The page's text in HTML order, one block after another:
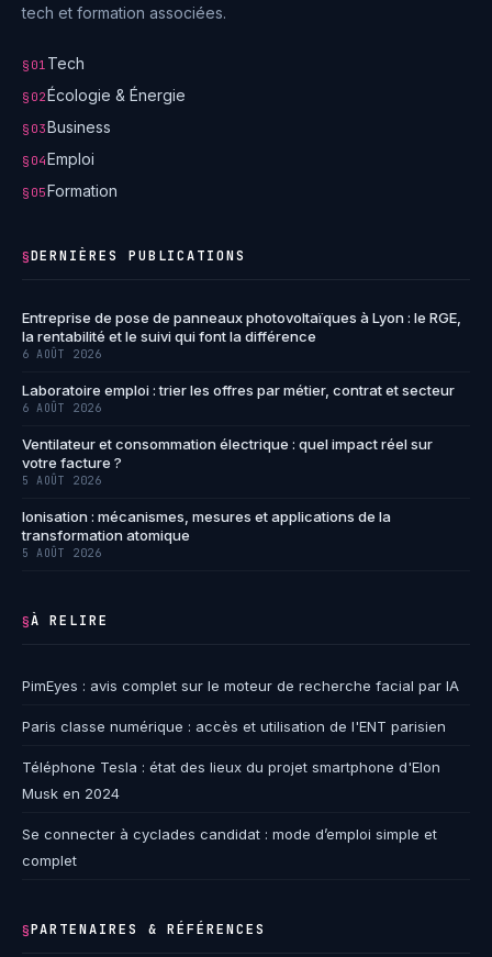
tech et formation associées.
§01 Tech
§02Écologie & Énergie
§03Business
§04Emploi
§05Formation
§DERNIÈRES PUBLICATIONS
Entreprise de pose de panneaux photovoltaïques à Lyon : le RGE,
la rentabilité et le suivi qui font la différence
6 AOÛT 2026
Laboratoire emploi : trier les offres par métier, contrat et secteur
6 AOÛT 2026
Ventilateur et consommation électrique : quel impact réel sur
votre facture ?
5 AOÛT 2026
Ionisation : mécanismes, mesures et applications de la
transformation atomique
5 AOÛT 2026
§À RELIRE
PimEyes : avis complet sur le moteur de recherche facial par IA
Paris classe numérique : accès et utilisation de l'ENT parisien
Téléphone Tesla : état des lieux du projet smartphone d'Elon
Musk en 2024
Se connecter à cyclades candidat : mode d’emploi simple et
complet
§PARTENAIRES & RÉFÉRENCES